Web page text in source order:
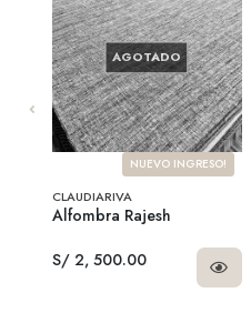
AGOTADO
NUEVO INGRESO!
CLAUDIARIVA
Alfombra Rajesh
S/ 2, 500.00